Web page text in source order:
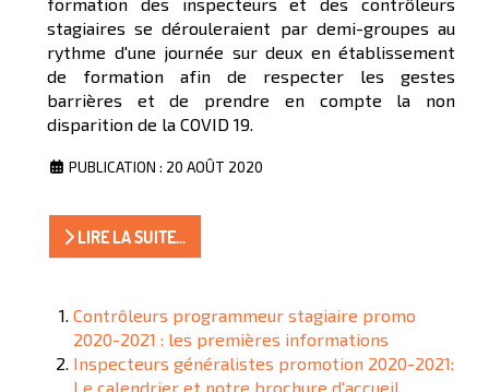
formation des inspecteurs et des contrôleurs
stagiaires se dérouleraient par demi-groupes au
rythme d'une journée sur deux en établissement
de formation afin de respecter les gestes
barrières et de prendre en compte la non
disparition de la COVID 19.
PUBLICATION : 20 AOÛT 2020
LIRE LA SUITE...
Contrôleurs programmeur stagiaire promo
2020-2021 : les premières informations
Inspecteurs généralistes promotion 2020-2021:
Le calendrier et notre brochure d'accueil